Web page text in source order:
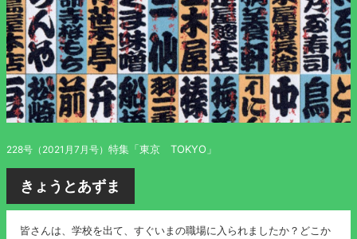
228号（2021月7月号） 特集「東京 TOKYO」
きょうとあずま
皆さんは、学校を出て、すぐいまの職場に入られましたか？どこか